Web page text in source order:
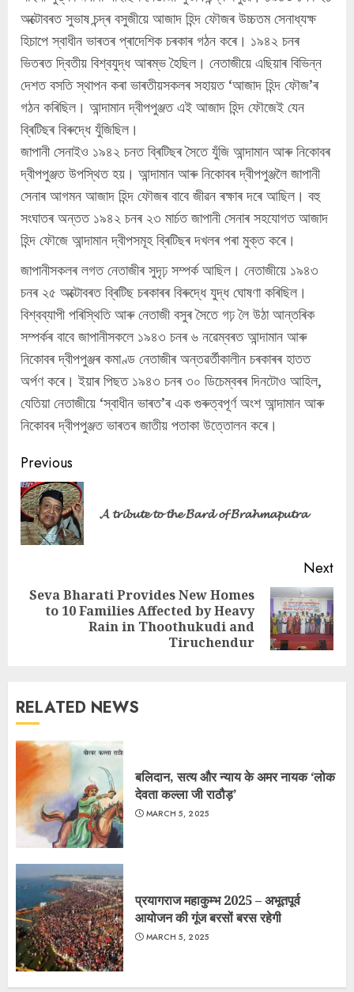
অক্টোবৰত সুভাষ চন্দ্ৰ বসুজীয়ে আজাদ হিন্দ ফৌজৰ উচ্চতম সেনাধ্যক্ষ
হিচাপে স্বাধীন ভাৰতৰ প্ৰাদেশিক চৰকাৰ গঠন কৰে। ১৯৪২ চনৰ
ভিতৰত দ্বিতীয় বিশ্বযুদ্ধ আৰম্ভ হৈছিল। নেতাজীয়ে এছিয়াৰ বিভিন্ন
দেশত বসতি স্থাপন কৰা ভাৰতীয়সকলৰ সহায়ত ‘আজাদ হিন্দ ফৌজ’ৰ
গঠন কৰিছিল। আন্দামান দ্বীপপুঞ্জত এই আজাদ হিন্দ ফৌজেই যেন
ব্ৰিটিছৰ বিৰুদ্ধে যুঁজিছিল।
জাপানী সেনাইও ১৯৪২ চনত ব্ৰিটিছৰ সৈতে যুঁজি আন্দামান আৰু নিকোবৰ
দ্বীপপুঞ্জত উপস্থিত হয়। আন্দামান আৰু নিকোবৰ দ্বীপপুঞ্জলৈ জাপানী
সেনাৰ আগমন আজাদ হিন্দ ফৌজৰ বাবে জীৱন ৰক্ষাৰ দৰে আছিল। বহু
সংঘাতৰ অন্তত ১৯৪২ চনৰ ২৩ মাৰ্চত জাপানী সেনাৰ সহযোগত আজাদ
হিন্দ ফৌজে আন্দামান দ্বীপসমূহ ব্ৰিটিছৰ দখলৰ পৰা মুক্ত কৰে।
জাপানীসকলৰ লগত নেতাজীৰ সুদৃঢ় সম্পৰ্ক আছিল। নেতাজীয়ে ১৯৪৩
চনৰ ২৫ অক্টোবৰত ব্ৰিটিছ চৰকাৰৰ বিৰুদ্ধে যুদ্ধ ঘোষণা কৰিছিল।
বিশ্বব্যাপী পৰিস্থিতি আৰু নেতাজী বসুৰ সৈতে গঢ় লৈ উঠা আন্তৰিক
সম্পৰ্কৰ বাবে জাপানীসকলে ১৯৪৩ চনৰ ৬ নৱেম্বৰত আন্দামান আৰু
নিকোবৰ দ্বীপপুঞ্জৰ কমাণ্ড নেতাজীৰ অন্তৱৰ্তীকালীন চৰকাৰৰ হাতত
অৰ্পণ কৰে। ইয়াৰ পিছত ১৯৪৩ চনৰ ৩০ ডিচেম্বৰৰ দিনটোও আহিল,
যেতিয়া নেতাজীয়ে ‘স্বাধীন ভাৰত’ৰ এক গুৰুত্বপূৰ্ণ অংশ আন্দামান আৰু
নিকোবৰ দ্বীপপুঞ্জত ভাৰতৰ জাতীয় পতাকা উত্তোলন কৰে।
Continue
Reading
Previous
𝓐 𝓽𝓻𝓲𝓫𝓾𝓽𝓮 𝓽𝓸 𝓽𝓱𝓮 𝓑𝓪𝓻𝓭 𝓸𝓯 𝓑𝓻𝓪𝓱𝓶𝓪𝓹𝓾𝓽𝓻𝓪
Next
Next
Seva Bharati Provides New Homes
to 10 Families Affected by Heavy
Rain in Thoothukudi and
Tiruchendur
RELATED NEWS
बलिदान, सत्य और न्याय के अमर नायक ‘लोक
देवता कल्ला जी राठौड़’
MARCH 5, 2025
प्रयागराज महाकुम्भ 2025 – अभूतपूर्व
आयोजन की गूंज बरसों बरस रहेगी
MARCH 5, 2025